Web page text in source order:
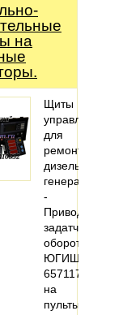
на
Щиты
управления
для
ремонта
дизель-
генераторов:
-
Привод
задатчика
оборотов
ЮГИШ
657117.001
на
пульты